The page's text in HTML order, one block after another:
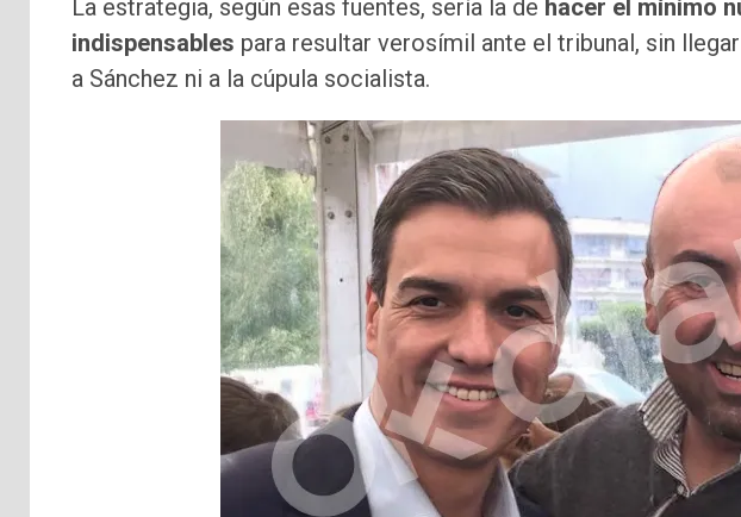
La estrategia, según esas fuentes, sería la de hacer el mínimo
indispensables para resultar verosímil ante el tribunal, sin
a Sánchez ni a la cúpula socialista.